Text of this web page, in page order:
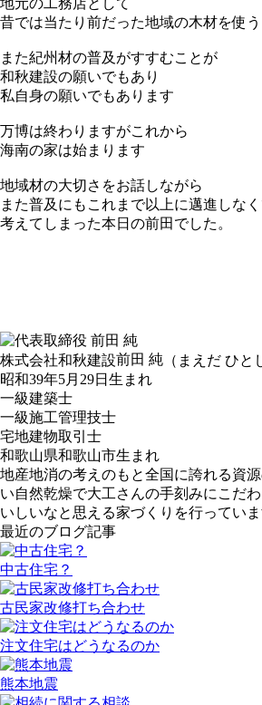
地元の工務店として
昔では当たり前だった地域の木材を使う
また紀州材の普及がすすむことが
和秋建設の願いでもあり
私自身の願いでもあります
万博は終わりますがこれから
海南の家は始まります
地域材の大切さをお話しながら
また普及にもこれまで以上に邁進しな
考えてしまった本日の前田でした。
株式会社和秋建設前田 純 （まえだ ひと
昭和39年5月29日生まれ
一級建築士
一級施工管理技士
宅地建物取引士
和歌山県和歌山市生まれ
地産地消の考えのもと全国に誇れる資
い自然乾燥で大工さんの手刻みにこだ
いしいなと思える家づくりを行っていま
最近のブログ記事
中古住宅？
古民家改修打ち合わせ
注文住宅はどうなるのか
熊本地震